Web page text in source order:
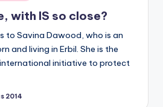
with IS so close?
to Savina Dawood, who is an
and living in Erbil. She is the
initiative to protect
2014